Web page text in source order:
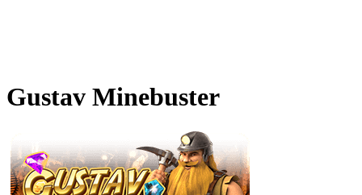
Gustav Minebuster